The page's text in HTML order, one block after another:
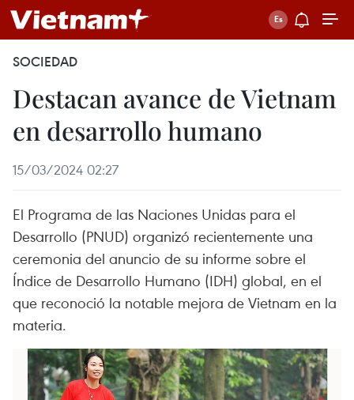
SOCIEDAD
Destacan avance de Vietnam
en desarrollo humano
15/03/2024 02:27
El Programa de las Naciones Unidas para el
Desarrollo (PNUD) organizó recientemente una
ceremonia del anuncio de su informe sobre el
Índice de Desarrollo Humano (IDH) global, en el
que reconoció la notable mejora de Vietnam en la
materia.